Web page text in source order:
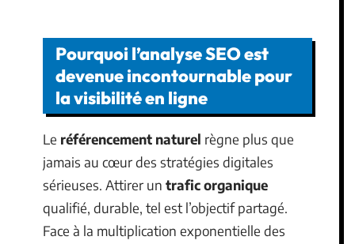
Pourquoi l’analyse SEO est
devenue incontournable pour
la visibilité en ligne
Le référencement naturel règne plus que
jamais au cœur des stratégies digitales
sérieuses. Attirer un trafic organique
qualifié, durable, tel est l’objectif partagé.
Face à la multiplication exponentielle des